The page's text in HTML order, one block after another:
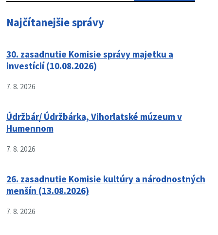
Najčítanejšie správy
30. zasadnutie Komisie správy majetku a
investícií (10.08.2026)
7. 8. 2026
Údržbár/ Údržbárka, Vihorlatské múzeum v
Humennom
7. 8. 2026
26. zasadnutie Komisie kultúry a národnostných
menšín (13.08.2026)
7. 8. 2026